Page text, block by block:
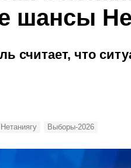
шансы
считает, что
Нетаниягу Выборы-2026